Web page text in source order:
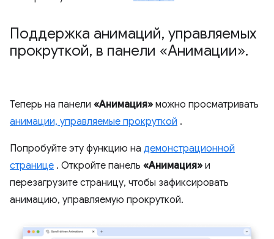
Поддержка анимаций, управляемых
прокруткой, в панели «Анимации».
Теперь на панели «Анимация» можно просматривать
анимации, управляемые прокруткой .
Попробуйте эту функцию на демонстрационной
странице . Откройте панель «Анимация» и
перезагрузите страницу, чтобы зафиксировать
анимацию, управляемую прокруткой.